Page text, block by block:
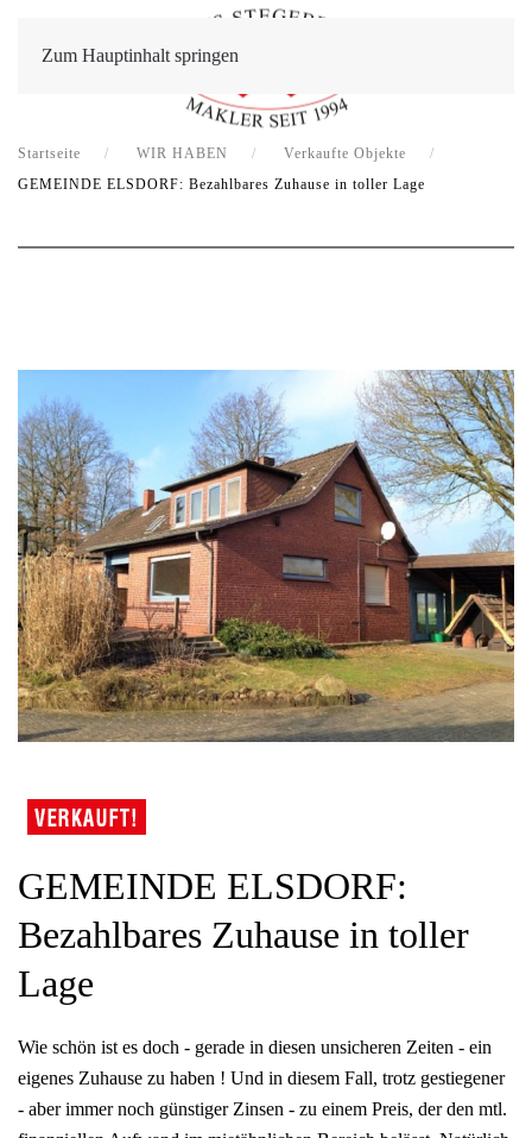
Zum Hauptinhalt springen
Startseite WIR HABEN
Verkaufte Objekte
GEMEINDE ELSDORF: Bezahlbares Zuhause in toller Lage
GEMEINDE ELSDORF:
Bezahlbares Zuhause in toller
Lage
Wie schön ist es doch - gerade in diesen unsicheren Zeiten - ein
eigenes Zuhause zu haben ! Und in diesem Fall, trotz gestiegener
- aber immer noch günstiger Zinsen - zu einem Preis, der den mtl.